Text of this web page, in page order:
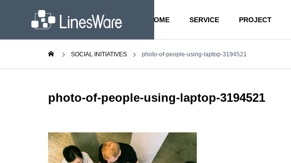
HOME SERVICE PROJECT
事業内容
SERVICE
会社案内
COMPANY
GREETING
ご挨拶
組み
SOCIAL INITIATIVES
SOCIAL INITIATIVES photo-of-people-using-laptop-3194521
photo-of-people-using-laptop-3194521